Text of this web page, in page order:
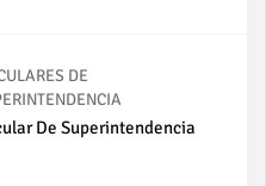
DE
De Superintendencia